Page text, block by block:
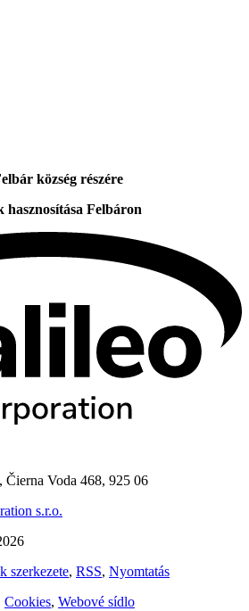
község részére
Felbáron
Čierna Voda 468, 925 06
s.r.o.
szerkezete, RSS, Nyomtatás
Cookies, Webové sídlo